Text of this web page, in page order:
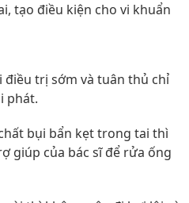
tạo điều kiện cho vi khuẩn
điều trị sớm và tuân thủ chỉ
phát.
bụi bẩn kẹt trong tai thì
giúp của bác sĩ để rửa ống